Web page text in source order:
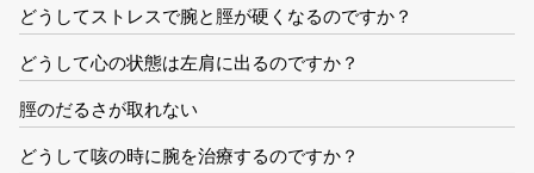
どうしてストレスで腕と脛が硬くなるのですか？
どうして心の状態は左肩に出るのですか？
脛のだるさが取れない
どうして咳の時に腕を治療するのですか？